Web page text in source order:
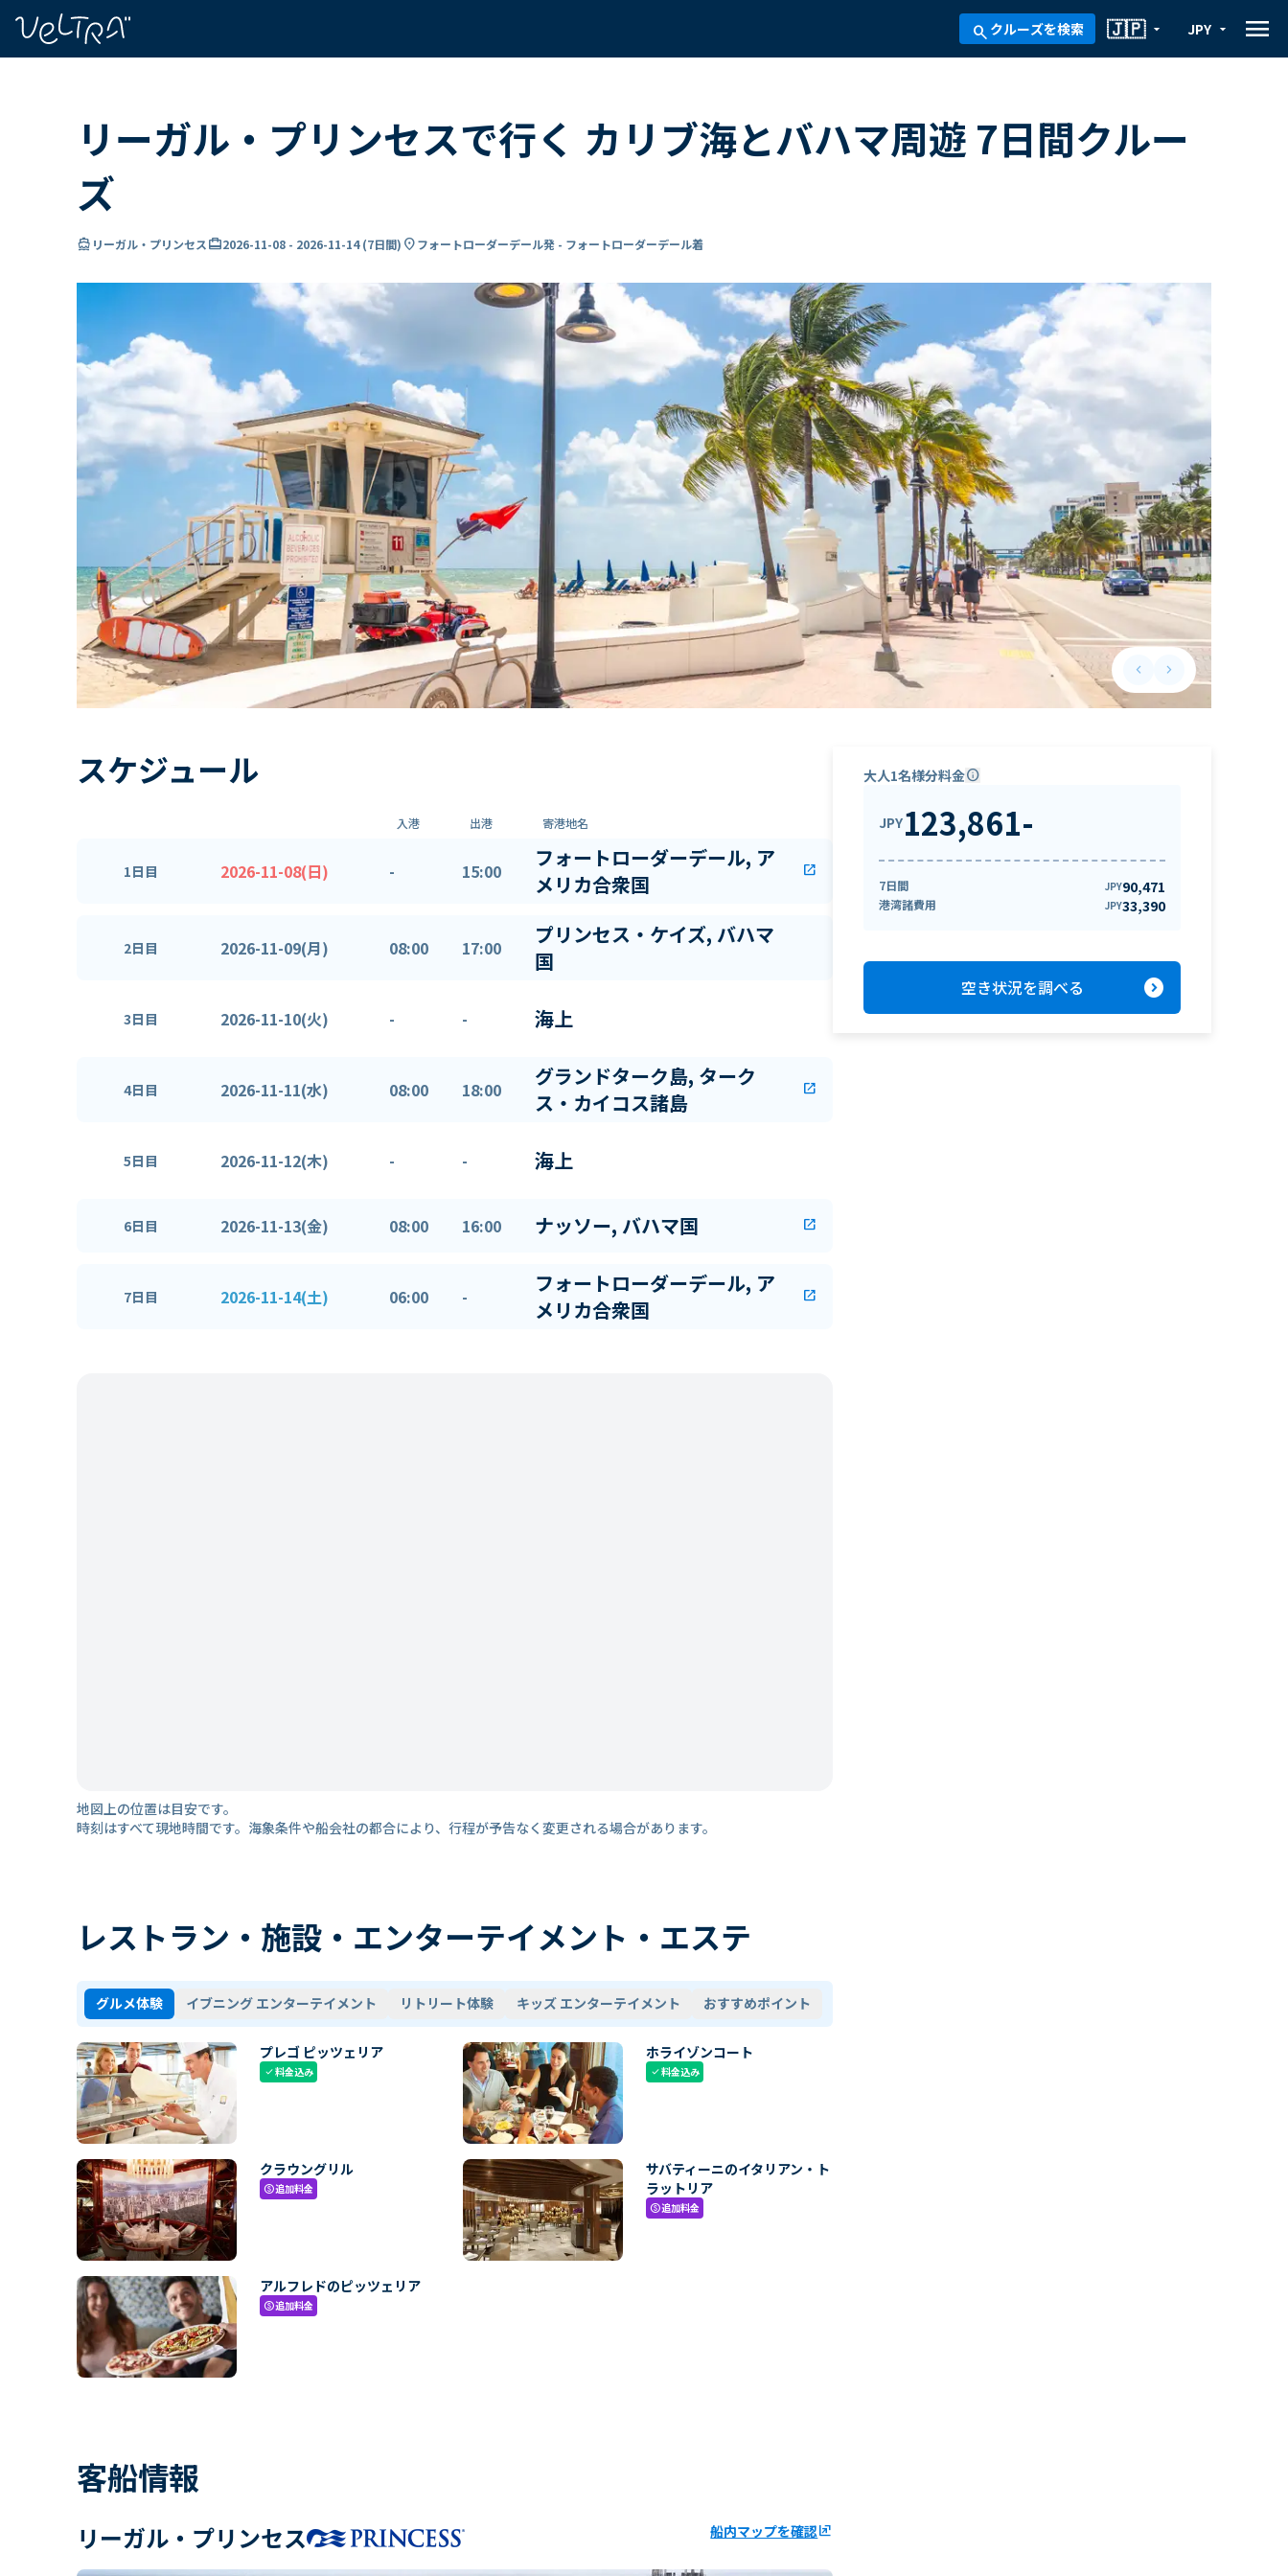
search クルーズを検索 arrow_drop_down
🇯🇵 arrow_drop_down
JPY menu
リーガル・プリンセスで行く カリブ海とバハマ周遊 7日間クルー
ズ
directions_boat リーガル・プリンセスcard_travel2026-11-08 - 2026-11-14(7日間) location_onフォートローダーデール発 - フォートローダーデール着
keyboard_arrow_leftPrevious slide
keyboard_arrow_rightNext slide
スケジュール
入港 出港 寄港地名
1日目 2026-11-08(日) - 15:00
フォートローダーデール, ア
メリカ合衆国
open_in_new
2日目 2026-11-09(月) 08:00 17:00
プリンセス・ケイズ, バハマ
国
3日目 2026-11-10(火) - - 海上
4日目 2026-11-11(水) 08:00 18:00
グランドターク島, ターク
ス・カイコス諸島
open_in_new
5日目 2026-11-12(木) - - 海上
6日目 2026-11-13(金) 08:00 16:00 ナッソー, バハマ国 open_in_new
7日目 2026-11-14(土) 06:00 -
フォートローダーデール, ア
メリカ合衆国
open_in_new
地図上の位置は目安です。
時刻はすべて現地時間です。海象条件や船会社の都合により、行程が予告なく変更される場合があります。
レストラン・施設・エンターテイメント・エステ
グルメ体験 イブニング エンターテイメント リトリート体験 キッズ エンターテイメント おすすめポイント
プレゴ ピッツェリア
check料金込み
ホライゾンコート
check料金込み
クラウングリル
paid追加料金
サバティーニのイタリアン・ト
ラットリア
paid追加料金
アルフレドのピッツェリア
paid追加料金
客船情報
リーガル・プリンセス 船内マップを確認ungroup
大人1名様分料金info
JPY123,861-
7日間 JPY90,471
港湾諸費用 JPY33,390
空き状況を調べる expand_circle_right